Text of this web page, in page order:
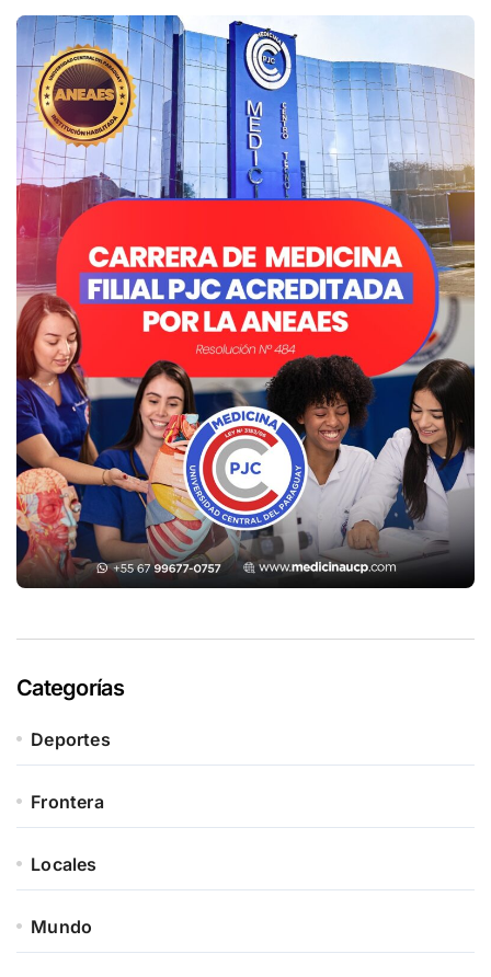
Categorías
Deportes
Frontera
Locales
Mundo